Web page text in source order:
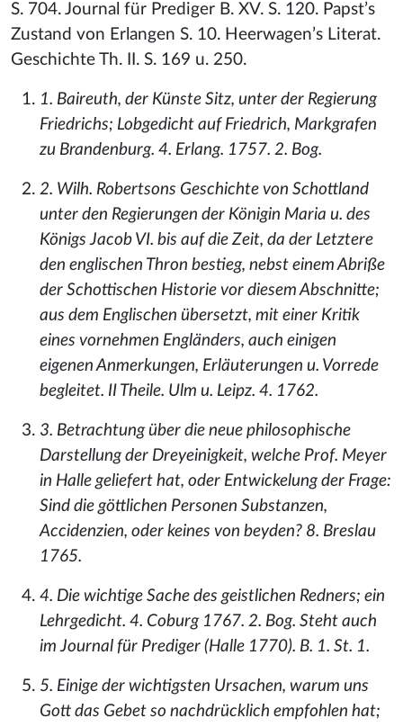
S. 704. Journal für Prediger B. XV. S. 120. Papst’s
Zustand von Erlangen S. 10. Heerwagen’s Literat.
Geschichte Th. II. S. 169 u. 250.
1. Baireuth, der Künste Sitz, unter der Regierung
Friedrichs; Lobgedicht auf Friedrich, Markgrafen
zu Brandenburg. 4. Erlang. 1757. 2. Bog.
2. Wilh. Robertsons Geschichte von Schottland
unter den Regierungen der Königin Maria u. des
Königs Jacob VI. bis auf die Zeit, da der Letztere
den englischen Thron bestieg, nebst einem Abriße
der Schottischen Historie vor diesem Abschnitte;
aus dem Englischen übersetzt, mit einer Kritik
eines vornehmen Engländers, auch einigen
eigenen Anmerkungen, Erläuterungen u. Vorrede
begleitet. II Theile. Ulm u. Leipz. 4. 1762.
3. Betrachtung über die neue philosophische
Darstellung der Dreyeinigkeit, welche Prof. Meyer
in Halle geliefert hat, oder Entwickelung der Frage:
Sind die göttlichen Personen Substanzen,
Accidenzien, oder keines von beyden? 8. Breslau
1765.
4. Die wichtige Sache des geistlichen Redners; ein
Lehrgedicht. 4. Coburg 1767. 2. Bog. Steht auch
im Journal für Prediger (Halle 1770). B. 1. St. 1.
5. Einige der wichtigsten Ursachen, warum uns
Gott das Gebet so nachdrücklich empfohlen hat;